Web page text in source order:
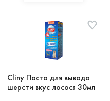
Cliny Паста для вывода
шерсти вкус лосося 30мл